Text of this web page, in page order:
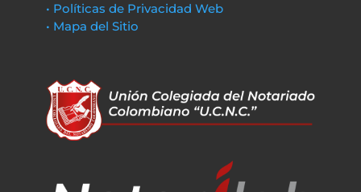
• Políticas de Privacidad Web
• Mapa del Sitio